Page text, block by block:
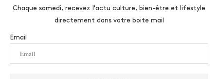
Chaque samedi, recevez l'actu culture, bien-être et lifestyle
directement dans votre boite mail
Email